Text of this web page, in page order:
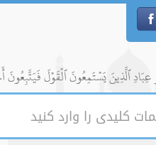
ٱلَّذِينَ يَسۡتَمِعُونَ ٱلۡقَوۡلَ